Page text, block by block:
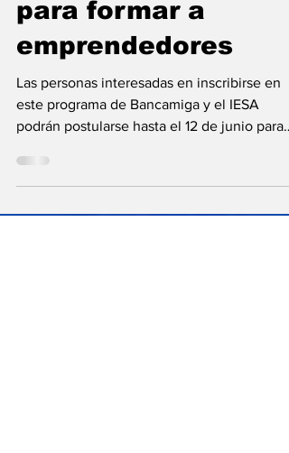
El IESA y
ofrecen 200 becas
para formar a
emprendedores
podrán postularse hasta el 12 de junio para